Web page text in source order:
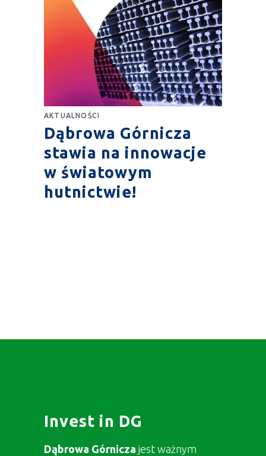
AKTUALNOŚCI
Dąbrowa Górnicza
stawia na innowacje
w światowym
hutnictwie!
Invest in DG
Dąbrowa Górnicza jest ważnym